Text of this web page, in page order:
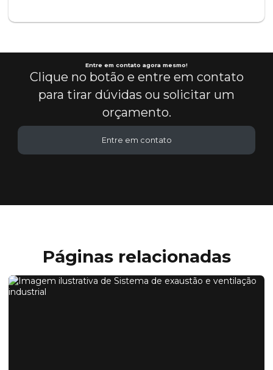
Entre em contato agora mesmo!
Clique no botão e entre em contato
para tirar dúvidas ou solicitar um
orçamento.
Entre em contato
Páginas relacionadas